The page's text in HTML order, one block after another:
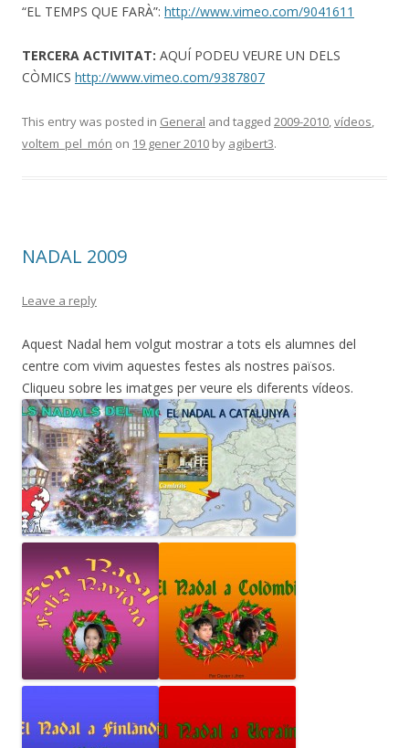
“EL TEMPS QUE FARÀ”: http://www.vimeo.com/9041611
TERCERA ACTIVITAT: AQUÍ PODEU VEURE UN DELS
CÒMICS http://www.vimeo.com/9387807
This entry was posted in General and tagged 2009-2010,vídeos,
voltem_pel_món on 19 gener 2010 by agibert3.
NADAL 2009
Leave a reply
Aquest Nadal hem volgut mostrar a tots els alumnes del
centre com vivim aquestes festes als nostres països.
Cliqueu sobre les imatges per veure els diferents vídeos.